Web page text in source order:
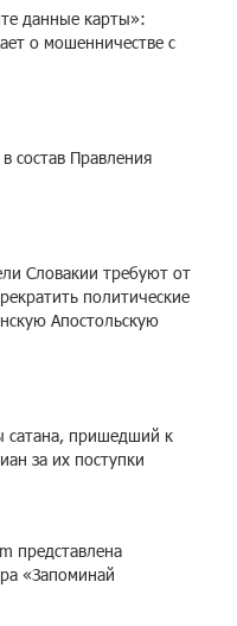
данные карты»:
о мошенничестве с
состав Правления
Словакии требуют от
политические
Апостольскую
пришедший к
за их поступки
представлена
«Запоминай